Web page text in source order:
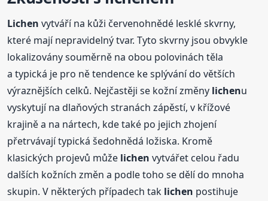
Lichen vytváří na kůži červenohnědé lesklé skvrny,
které mají nepravidelný tvar. Tyto skvrny jsou obvykle
lokalizovány souměrně na obou polovinách těla
a typická je pro ně tendence ke splývání do větších
výraznějších celků. Nejčastěji se kožní změny lichenu
vyskytují na dlaňových stranách zápěstí, v křížové
krajině a na nártech, kde také po jejich zhojení
přetrvávají typická šedohnědá ložiska. Kromě
klasických projevů může lichen vytvářet celou řadu
dalších kožních změn a podle toho se dělí do mnoha
skupin. V některých případech tak lichen postihuje